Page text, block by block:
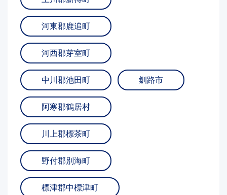
河東郡鹿追町
河西郡芽室町
中川郡池田町 釧路市
阿寒郡鶴居村
川上郡標茶町
野付郡別海町
標津郡中標津町